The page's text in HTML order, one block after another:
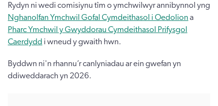
Rydyn ni wedi comisiynu tîm o ymchwilwyr annibynnol yng
Nghanolfan Ymchwil Gofal Cymdeithasol i Oedolion a
Pharc Ymchwil y Gwyddorau Cymdeithasol Prifysgol
Caerdydd i wneud y gwaith hwn.
Byddwn ni'n rhannu’r canlyniadau ar ein gwefan yn
ddiweddarach yn 2026.